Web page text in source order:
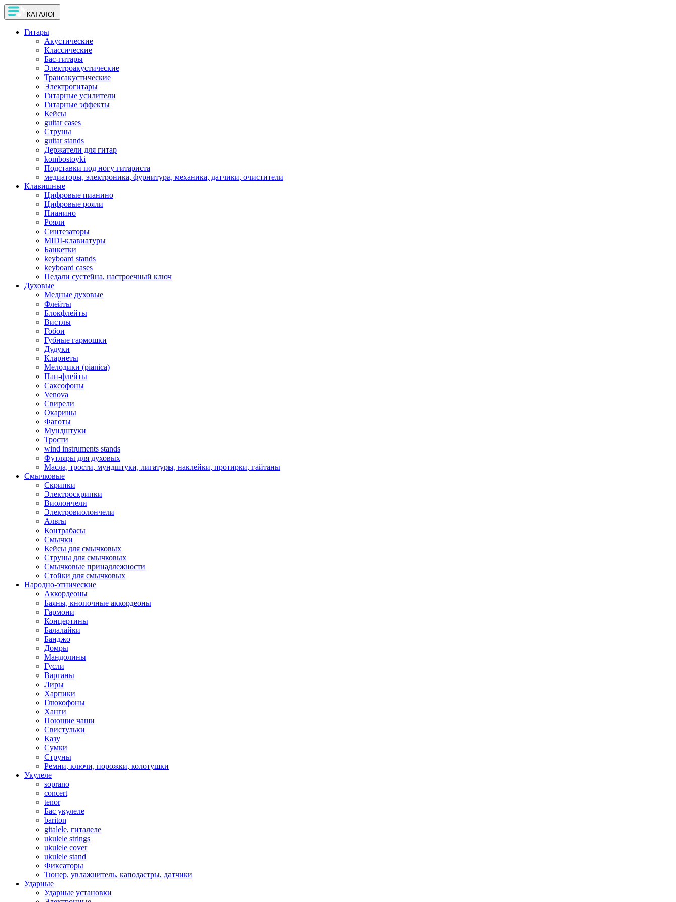
КАТАЛОГ
Гитары
Акустические
Классические
Бас-гитары
Электроакустические
Трансакустические
Электрогитары
Гитарные усилители
Гитарные эффекты
Кейсы
guitar cases
Струны
guitar stands
Держатели для гитар
kombostoyki
Подставки под ногу гитариста
медиаторы, электроника, фурнитура, механика, датчики, очистители
Клавишные
Цифровые пианино
Цифровые рояли
Пианино
Рояли
Синтезаторы
MIDI-клавиатуры
Банкетки
keyboard stands
keyboard cases
Педали сустейна, настроечный ключ
Духовые
Медные духовые
Флейты
Блокфлейты
Вистлы
Гобои
Губные гармошки
Дудуки
Кларнеты
Мелодики (pianica)
Пан-флейты
Саксофоны
Venova
Свирели
Окарины
Фаготы
Мундштуки
Трости
wind instruments stands
Футляры для духовых
Масла, трости, мундштуки, лигатуры, наклейки, протирки, гайтаны
Смычковые
Скрипки
Электроскрипки
Виолончели
Электровиолончели
Альты
Контрабасы
Смычки
Кейсы для смычковых
Струны для смычковых
Смычковые принадлежности
Стойки для смычковых
Народно-этнические
Аккордеоны
Баяны, кнопочные аккордеоны
Гармони
Концертины
Балалайки
Банджо
Домры
Мандолины
Гусли
Варганы
Лиры
Харпики
Глюкофоны
Ханги
Поющие чаши
Свистульки
Казу
Сумки
Струны
Ремни, ключи, порожки, колотушки
Укулеле
soprano
concert
tenor
Бас укулеле
bariton
gitalele, гиталеле
ukulele strings
ukulele cover
ukulele stand
Фиксаторы
Тюнер, увлажнитель, каподастры, датчики
Ударные
Ударные установки